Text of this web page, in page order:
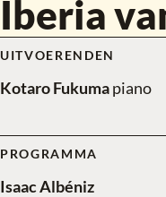
Iberia
UITVOERENDEN
Kotaro Fukumapiano
PROGRAMMA
Isaac Albéniz